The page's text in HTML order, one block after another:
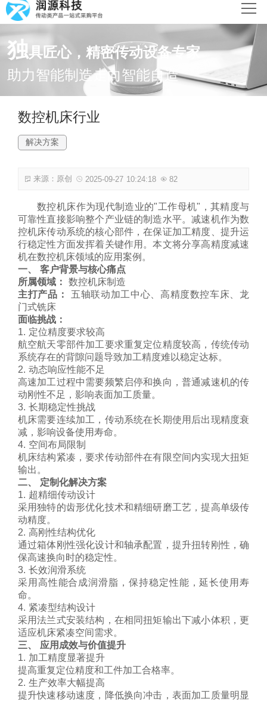
网站首页
产品中心
解决方案
关于润源
独具匠心，精密传动设备专家
助力智能制造走向智能自造
数控机床行业
解决方案
来源：原创 2025-09-27 10:24:18 82
数控机床作为现代制造业的"工作母机"，其精度与
可靠性直接影响整个产业链的制造水平。减速机作为数
控机床传动系统的核心部件，在保证加工精度、提升运
行稳定性方面发挥着关键作用。本文将分享高精度减速
机在数控机床领域的应用案例。
一、 客户背景与核心痛点
所属领域：
数控机床制造
主打产品： 五轴联动加工中心、高精度数控车床、龙
门式铣床
面临挑战：
1. 定位精度要求较高
航空航天零部件加工要求重复定位精度较高，传统传动
系统存在的背隙问题导致加工精度难以稳定达标。
2. 动态响应性能不足
高速加工过程中需要频繁启停和换向，普通减速机的传
动刚性不足，影响表面加工质量。
3. 长期稳定性挑战
机床需要连续加工，传动系统在长期使用后出现精度衰
减，影响设备使用寿命。
4. 空间布局限制
机床结构紧凑，要求传动部件在有限空间内实现大扭矩
输出。
二、 定制化解决方案
1. 超精细传动设计
采用独特的齿形优化技术和精细研磨工艺，提高单级传
动精度。
2. 高刚性结构优化
通过箱体刚性强化设计和轴承配置，提升扭转刚性，确
保高速换向时的稳定性。
3. 长效润滑系统
采用高性能合成润滑脂，保持稳定性能，延长使用寿
命。
4. 紧凑型结构设计
采用法兰式安装结构，在相同扭矩输出下减小体积，更
适应机床紧凑空间需求。
三、 应用成效与价值提升
1. 加工精度显著提升
提高重复定位精度和工件加工合格率。
2. 生产效率大幅提高
提升快速移动速度，降低换向冲击，表面加工质量明显